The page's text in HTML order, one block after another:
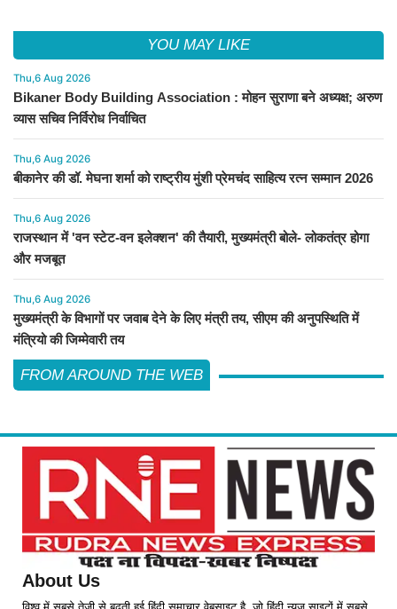
YOU MAY LIKE
Thu,6 Aug 2026
Bikaner Body Building Association : मोहन सुराणा बने अध्यक्ष; अरुण
व्यास सचिव निर्विरोध निर्वाचित
Thu,6 Aug 2026
बीकानेर की डॉ. मेघना शर्मा को राष्ट्रीय मुंशी प्रेमचंद साहित्य रत्न सम्मान 2026
Thu,6 Aug 2026
राजस्थान में 'वन स्टेट-वन इलेक्शन' की तैयारी, मुख्यमंत्री बोले- लोकतंत्र होगा
और मजबूत
Thu,6 Aug 2026
मुख्यमंत्री के विभागों पर जवाब देने के लिए मंत्री तय, सीएम की अनुपस्थिति में
मंत्रियो की जिम्मेवारी तय
FROM AROUND THE WEB
About Us